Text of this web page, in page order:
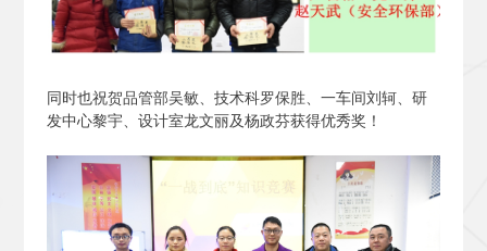
同时也祝贺品管部吴敏、技术科罗保胜、一车间刘轲、研
发中心黎宇、设计室龙文丽及杨政芬获得优秀奖！